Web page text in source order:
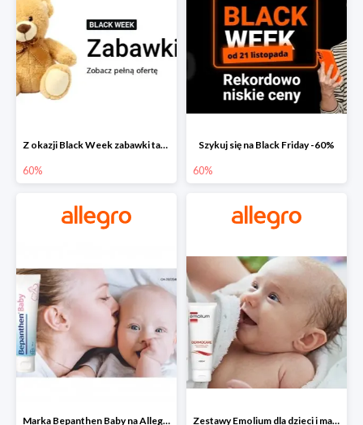
Z okazji Black Week zabawki taniej na allegro.pl
60%
Szykuj się na Black Friday -60%
60%
Marka Bepanthen Baby na Allegro od 15,87 zł! Zestawy Emolium dla dzieci i mam na Allegro od 35,99 zł